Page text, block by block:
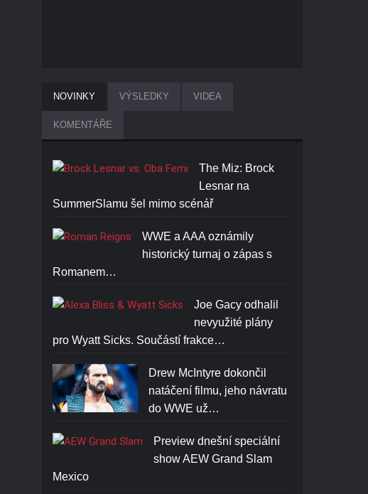
NOVINKY VÝSLEDKY VIDEA
KOMENTÁŘE
The Miz: Brock
Lesnar na
SummerSlamu šel mimo scénář
WWE a AAA oznámily
historický turnaj o zápas s
Romanem…
Joe Gacy odhalil
nevyužité plány
pro Wyatt Sicks. Součástí frakce…
Drew McIntyre dokončil
natáčení filmu, jeho návratu
do WWE už…
Preview dnešní speciální
show AEW Grand Slam
Mexico